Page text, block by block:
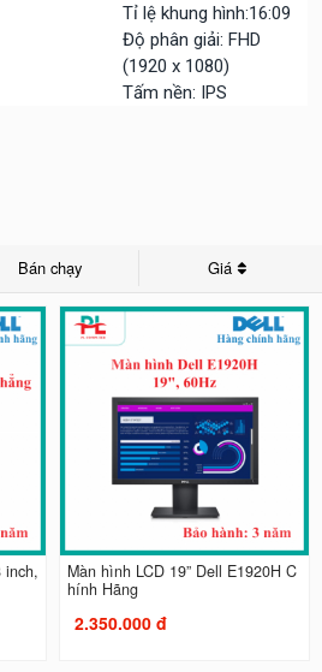
Tỉ lệ khung hình:16:09
Độ phân giải: FHD
(1920 x 1080)
Tấm nền: IPS
Bán chạy Giá
inch,
Màn hình LCD 19” Dell E1920H C
hính Hãng
2.350.000 đ